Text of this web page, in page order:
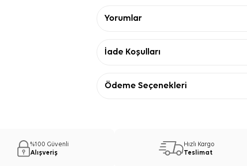
Yorumlar
İade Koşulları
Ödeme Seçenekleri
%100 Güvenli
Alışveriş
Hızlı Kargo
Teslimat